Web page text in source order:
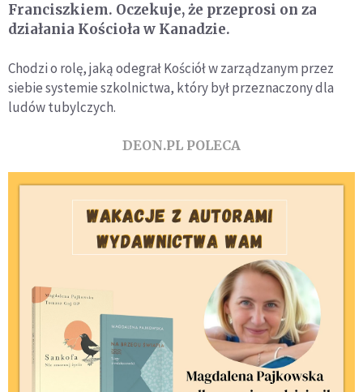
Franciszkiem. Oczekuje, że przeprosi on za
działania Kościoła w Kanadzie.
Chodzi o rolę, jaką odegrał Kościół w zarządzanym przez
siebie systemie szkolnictwa, który był przeznaczony dla
ludów tubylczych.
DEON.PL POLECA